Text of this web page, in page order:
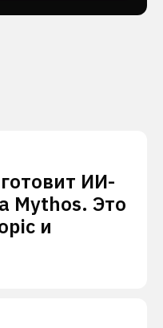
ИИ-
Mythos. Это
и